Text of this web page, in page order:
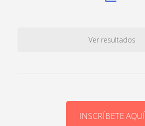
Ver resultados
INSCRÍBETE AQUÍ